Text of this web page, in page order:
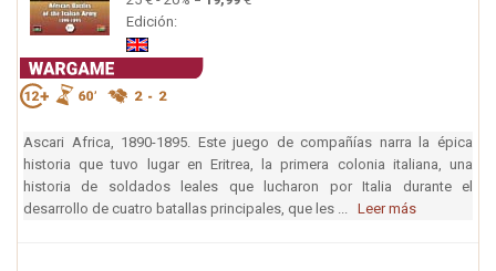
Edición:
Ascari Africa, 1890-1895. Este juego de compañías narra la épica
historia que tuvo lugar en Eritrea, la primera colonia italiana, una
historia de soldados leales que lucharon por Italia durante el
desarrollo de cuatro batallas principales, que les ... Leer más